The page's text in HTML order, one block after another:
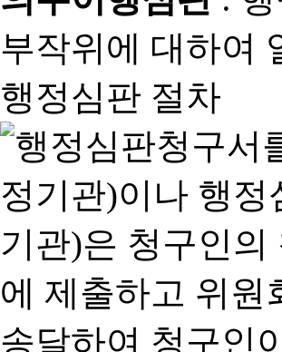
부작위에 대하여
행정심판 절차